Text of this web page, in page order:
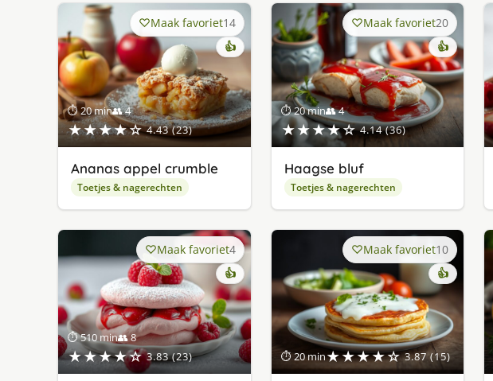
⏱ 20 min👥 4
★★★★☆ 4.43 (23)
Maak favoriet14
👍
Ananas appel crumble
Toetjes & nagerechten
⏱ 20 min👥 4
★★★★☆ 4.14 (36)
Maak favoriet20
👍
Haagse bluf
Toetjes & nagerechten
⏱ 510 min👥 8
★★★★☆ 3.83 (23)
Maak favoriet4
👍
⏱ 20 min★★★★☆ 3.87 (15)
Maak favoriet10
👍